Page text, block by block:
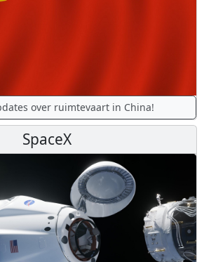
over ruimtevaart in China!
SpaceX